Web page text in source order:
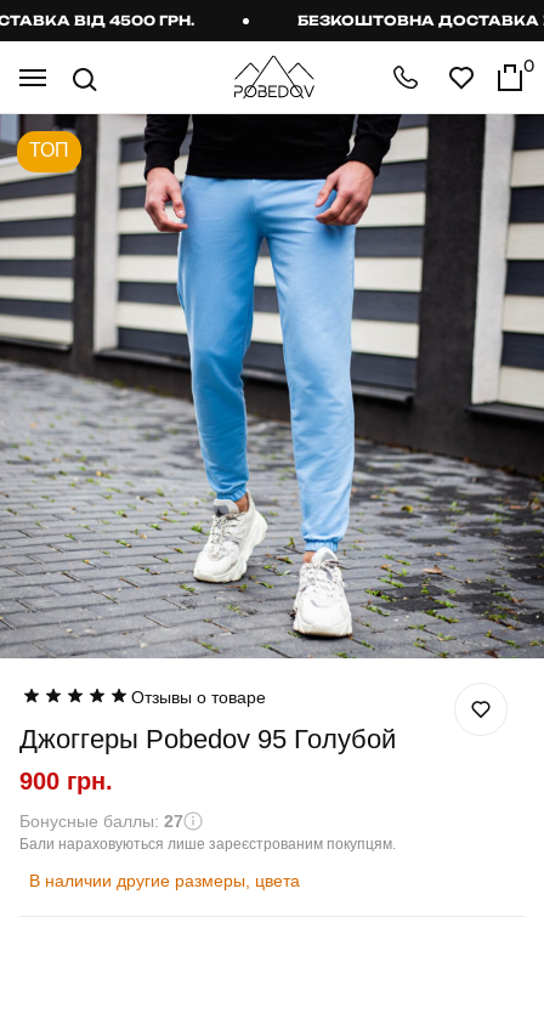
ВІД 4500 ГРН. БЕЗКОШТОВНА ДОСТАВКА
0
ТОП
Отзывы о товаре
Джоггеры Pobedov 95 Голубой
900 грн.
Бонусные баллы: 27
Бали нараховуються лише зареєстрованим покупцям.
В наличии другие размеры, цвета